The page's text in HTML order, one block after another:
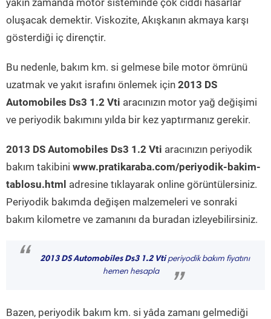
yakın zamanda motor sisteminde çok ciddi hasarlar
oluşacak demektir. Viskozite, Akışkanın akmaya karşı
gösterdiği iç dirençtir.
Bu nedenle, bakım km. si gelmese bile motor ömrünü
uzatmak ve yakıt israfını önlemek için 2013 DS
Automobiles Ds3 1.2 Vti aracınızın motor yağ değişimi
ve periyodik bakımını yılda bir kez yaptırmanız gerekir.
2013 DS Automobiles Ds3 1.2 Vti aracınızın periyodik
bakım takibini www.pratikaraba.com/periyodik-bakim-
tablosu.html adresine tıklayarak online görüntülersiniz.
Periyodik bakımda değişen malzemeleri ve sonraki
bakım kilometre ve zamanını da buradan izleyebilirsiniz.
“ 2013 DS Automobiles Ds3 1.2 Vtiperiyodik bakım fiyatını
hemen hesapla
”
Bazen, periyodik bakım km. si yâda zamanı gelmediği